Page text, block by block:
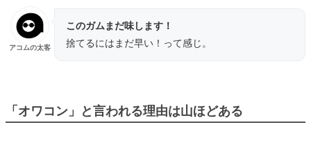
アコムの太客
このガムまだ味します！
捨てるにはまだ早い！って感じ。
「オワコン」と言われる理由は山ほどある